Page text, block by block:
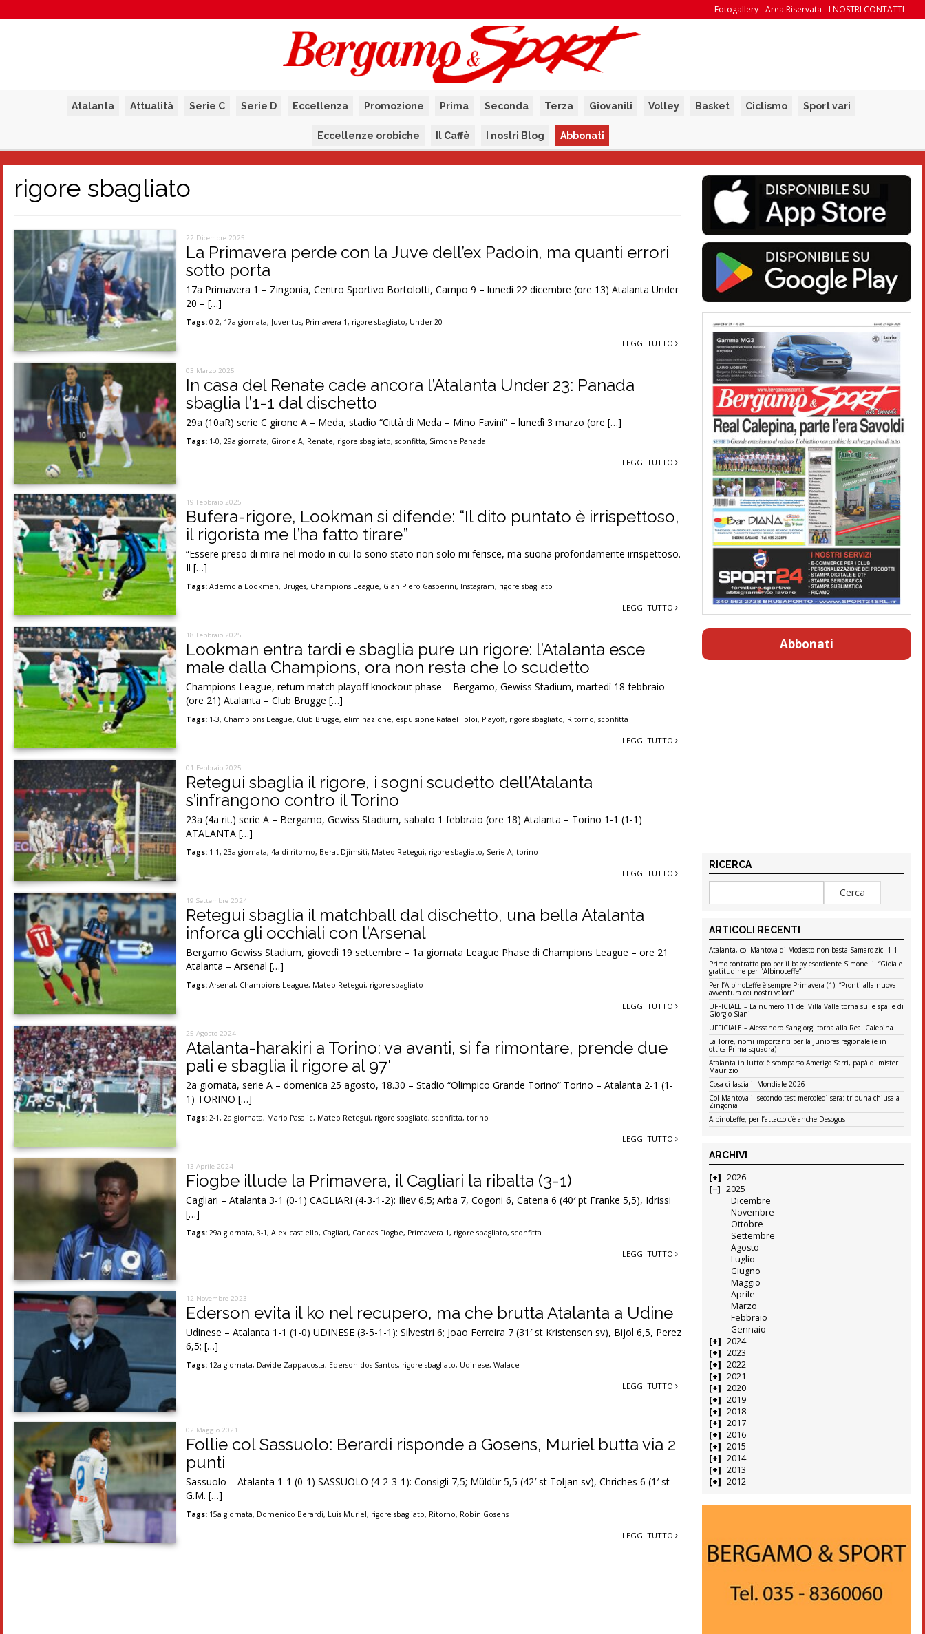
I NOSTRI CONTATTI
Area Riservata
Fotogallery
Atalanta Attualità Serie C Serie D Eccellenza Promozione Prima Seconda Terza Giovanili Volley Basket Ciclismo Sport vari
Eccellenze orobiche Il Caffè I nostri Blog Abbonati
rigore sbagliato
22 Dicembre 2025
La Primavera perde con la Juve dell’ex Padoin, ma quanti errori
sotto porta
17a Primavera 1 – Zingonia, Centro Sportivo Bortolotti, Campo 9 – lunedì 22 dicembre (ore 13) Atalanta Under
20 – […]
Tags: 0-2, 17a giornata, Juventus, Primavera 1, rigore sbagliato, Under 20
LEGGI TUTTO
03 Marzo 2025
In casa del Renate cade ancora l’Atalanta Under 23: Panada
sbaglia l’1-1 dal dischetto
29a (10aR) serie C girone A – Meda, stadio “Città di Meda – Mino Favini” – lunedì 3 marzo (ore […]
Tags: 1-0,29a giornata, Girone A, Renate, rigore sbagliato,sconfitta, Simone Panada
LEGGI TUTTO
19 Febbraio 2025
Bufera-rigore, Lookman si difende: “Il dito puntato è irrispettoso,
il rigorista me l’ha fatto tirare”
“Essere preso di mira nel modo in cui lo sono stato non solo mi ferisce, ma suona profondamente irrispettoso.
Il […]
Tags: Ademola Lookman, Bruges, Champions League, Gian Piero Gasperini, Instagram, rigore sbagliato
LEGGI TUTTO
18 Febbraio 2025
Lookman entra tardi e sbaglia pure un rigore: l’Atalanta esce
male dalla Champions, ora non resta che lo scudetto
Champions League, return match playoff knockout phase – Bergamo, Gewiss Stadium, martedì 18 febbraio
(ore 21) Atalanta – Club Brugge […]
Tags: 1-3, Champions League, Club Brugge, eliminazione, espulsione Rafael Toloi, Playoff, rigore sbagliato, Ritorno,sconfitta
LEGGI TUTTO
01 Febbraio 2025
Retegui sbaglia il rigore, i sogni scudetto dell’Atalanta
s’infrangono contro il Torino
23a (4a rit.) serie A – Bergamo, Gewiss Stadium, sabato 1 febbraio (ore 18) Atalanta – Torino 1-1 (1-1)
ATALANTA […]
Tags: 1-1,23a giornata,4a di ritorno, Berat Djimsiti, Mateo Retegui, rigore sbagliato, Serie A,torino
LEGGI TUTTO
19 Settembre 2024
Retegui sbaglia il matchball dal dischetto, una bella Atalanta
inforca gli occhiali con l’Arsenal
Bergamo Gewiss Stadium, giovedì 19 settembre – 1a giornata League Phase di Champions League – ore 21
Atalanta – Arsenal […]
Tags: Arsenal, Champions League, Mateo Retegui, rigore sbagliato
LEGGI TUTTO
25 Agosto 2024
Atalanta-harakiri a Torino: va avanti, si fa rimontare, prende due
pali e sbaglia il rigore al 97′
2a giornata, serie A – domenica 25 agosto, 18.30 – Stadio “Olimpico Grande Torino” Torino – Atalanta 2-1 (1-
1) TORINO […]
Tags: 2-1,2a giornata, Mario Pasalic, Mateo Retegui, rigore sbagliato,sconfitta,torino
LEGGI TUTTO
13 Aprile 2024
Fiogbe illude la Primavera, il Cagliari la ribalta (3-1)
Cagliari – Atalanta 3-1 (0-1) CAGLIARI (4-3-1-2): Iliev 6,5; Arba 7, Cogoni 6, Catena 6 (40′ pt Franke 5,5), Idrissi
[…]
Tags: 29a giornata,3-1,Alex castiello, Cagliari, Candas Fiogbe, Primavera 1, rigore sbagliato,sconfitta
LEGGI TUTTO
12 Novembre 2023
Ederson evita il ko nel recupero, ma che brutta Atalanta a Udine
Udinese – Atalanta 1-1 (1-0) UDINESE (3-5-1-1): Silvestri 6; Joao Ferreira 7 (31′ st Kristensen sv), Bijol 6,5, Perez
6,5; […]
Tags: 12a giornata, Davide Zappacosta, Ederson dos Santos, rigore sbagliato, Udinese,Walace
LEGGI TUTTO
02 Maggio 2021
Follie col Sassuolo: Berardi risponde a Gosens, Muriel butta via 2
punti
Sassuolo – Atalanta 1-1 (0-1) SASSUOLO (4-2-3-1): Consigli 7,5; Müldür 5,5 (42′ st Toljan sv), Chriches 6 (1′ st
G.M. […]
Tags: 15a giornata, Domenico Berardi, Luis Muriel, rigore sbagliato, Ritorno, Robin Gosens
LEGGI TUTTO
Abbonati
RICERCA
ARTICOLI RECENTI
Atalanta, col Mantova di Modesto non basta Samardzic: 1-1
Primo contratto pro per il baby esordiente Simonelli: “Gioia e
gratitudine per l’AlbinoLeffe”
Per l’AlbinoLeffe è sempre Primavera (1): “Pronti alla nuova
avventura coi nostri valori”
UFFICIALE – La numero 11 del Villa Valle torna sulle spalle di
Giorgio Siani
UFFICIALE – Alessandro Sangiorgi torna alla Real Calepina
La Torre, nomi importanti per la Juniores regionale (e in
ottica Prima squadra)
Atalanta in lutto: è scomparso Amerigo Sarri, papà di mister
Maurizio
Cosa ci lascia il Mondiale 2026
Col Mantova il secondo test mercoledì sera: tribuna chiusa a
Zingonia
AlbinoLeffe, per l’attacco c’è anche Desogus
ARCHIVI
2026
2025
Dicembre
Novembre
Ottobre
Settembre
Agosto
Luglio
Giugno
Maggio
Aprile
Marzo
Febbraio
Gennaio
2024
2023
2022
2021
2020
2019
2018
2017
2016
2015
2014
2013
2012